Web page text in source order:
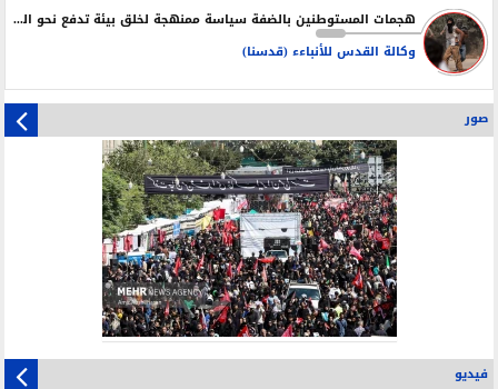
هجمات المستوطنين بالضفة سياسة ممنهجة لخلق بيئة تدفع نحو التهجير
وكالة القدس للأنباءء (قدسنا)
صور
فيديو